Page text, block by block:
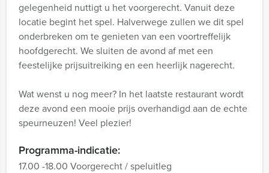
gelegenheid nuttigt u het voorgerecht. Vanuit deze
locatie begint het spel. Halverwege zullen we dit spel
onderbreken om te genieten van een voortreffelijk
hoofdgerecht. We sluiten de avond af met een
feestelijke prijsuitreiking en een heerlijk nagerecht.
Wat wenst u nog meer? In het laatste restaurant wordt
deze avond een mooie prijs overhandigd aan de echte
speurneuzen! Veel plezier!
Programma-indicatie:
17.00 -18.00 Voorgerecht / speluitleg